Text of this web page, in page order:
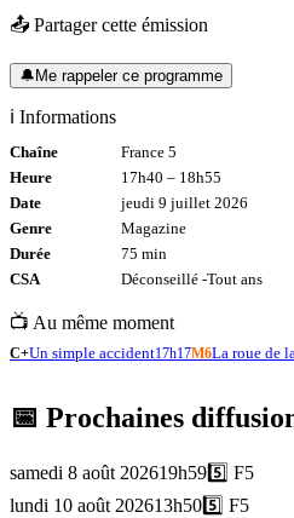
📤 Partager cette émission
🔔Me rappeler ce programme
ℹ️ Informations
Chaîne
France 5
Heure
17h40 – 18h55
Date
jeudi 9 juillet 2026
Genre
Magazine
Durée
75 min
CSA
Déconseillé -Tout ans
📺 Au même moment
C+Un simple accident17h17M6La roue de
📅 Prochaines
samedi 8 août 202619h595️⃣ F5
lundi 10 août 202613h505️⃣ F5